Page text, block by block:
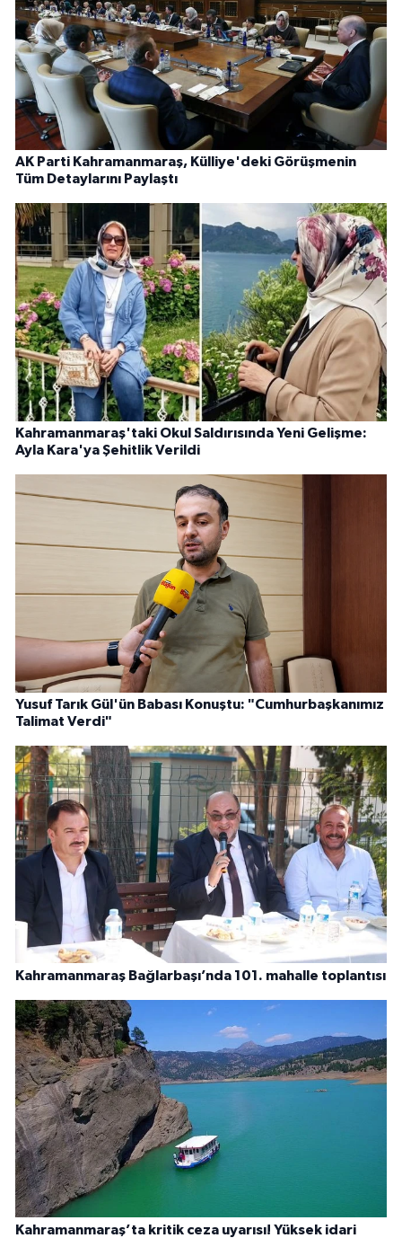
AK Parti Kahramanmaraş, Külliye'deki Görüşmenin
Tüm Detaylarını Paylaştı
Kahramanmaraş'taki Okul Saldırısında Yeni Gelişme:
Ayla Kara'ya Şehitlik Verildi
Yusuf Tarık Gül'ün Babası Konuştu: "Cumhurbaşkanımız
Talimat Verdi"
Kahramanmaraş Bağlarbaşı’nda 101. mahalle toplantısı
Kahramanmaraş’ta kritik ceza uyarısı! Yüksek idari